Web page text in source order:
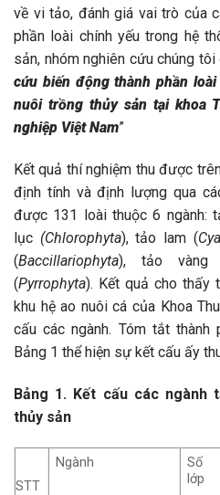
về vi tảo, đánh giá vai trò của
phần loài chính yếu trong hệ
sản, nhóm nghiên cứu chúng
cứu biến động thành phần
nuôi trồng thủy sản tại khoa
nghiệp Việt Nam”
Kết quả thí nghiệm thu được
định tính và định lượng qua
được 131 loài thuộc 6 ngành:
lục (Chlorophyta), tảo lam (
(Baccillariophyta), tảo vàng
(Pyrrophyta). Kết quả cho thấy
khu hệ ao nuôi cá của Khoa
cấu các ngành. Tóm tắt
Bảng 1 thể hiện sự kết cấu ấy
Bảng 1. Kết cấu các ngành
thủy sản
STT
Ngành
Số
lớp